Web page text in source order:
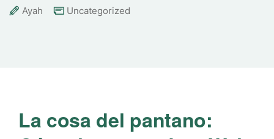
Ayah Uncategorized
La cosa del pantano: